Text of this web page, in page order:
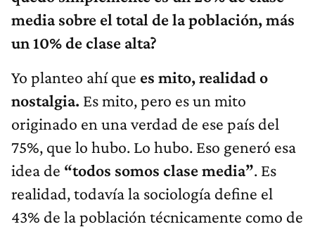
media sobre el total de la población, más
un 10% de clase alta?
Yo planteo ahí que es mito, realidad o
nostalgia. Es mito, pero es un mito
originado en una verdad de ese país del
75%, que lo hubo. Lo hubo. Eso generó esa
idea de “todos somos clase media”. Es
realidad, todavía la sociología define el
43% de la población técnicamente como de